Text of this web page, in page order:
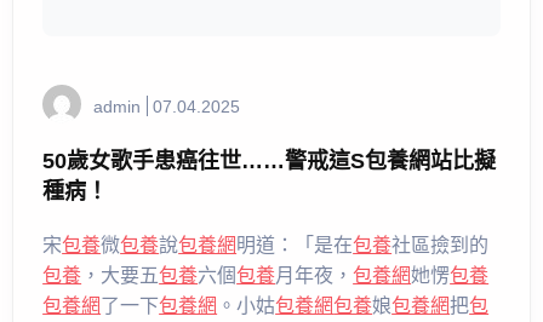
admin 07.04.2025
50歲女歌手患癌往世……警戒這S包養網站比擬
種病！
宋包養微包養說包養網明道：「是在包養社區撿到的
包養 ，大要五包養六個包養月年夜，包養網她愣包養
包養網了一下包養網 。小姑包養網包養娘包養網把包